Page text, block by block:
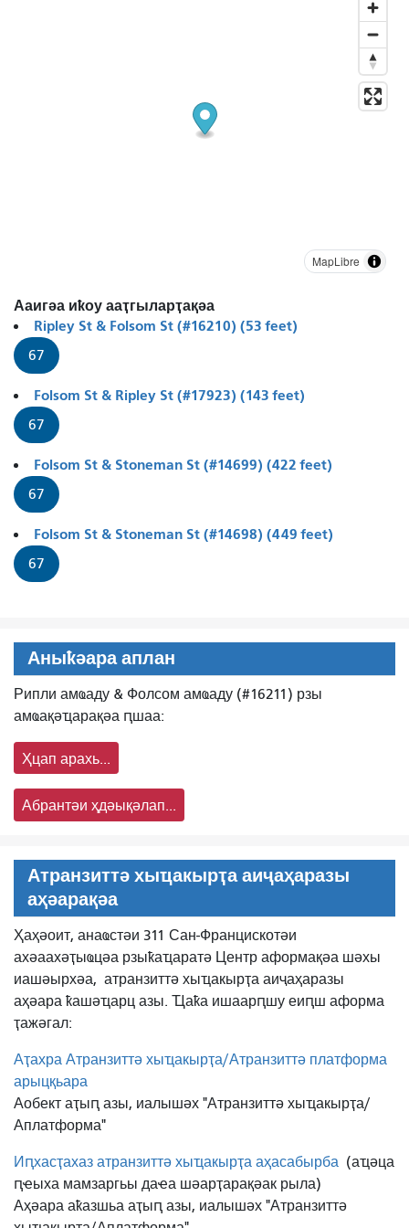
MapLibre
Ааигәа иҟоу ааҭгыларҭақәа
Ripley St & Folsom St (#16210) (53 feet)
67
Folsom St & Ripley St (#17923) (143 feet)
67
Folsom St & Stoneman St (#14699) (422 feet)
67
Folsom St & Stoneman St (#14698) (449 feet)
67
Аныҟәара аплан
Рипли амҩаду & Фолсом амҩаду (#16211) рзы
амҩақәҵарақәа ԥшаа:
Ҳцап арахь...
Абрантәи ҳдәықәлап...
Атранзиттә хыҵакырҭа аиҷаҳаразы
аҳәарақәа
Ҳаҳәоит, анаҩстәи 311 Сан-Францискотәи
ахәаахәҭыҩцәа рзыҟаҵаратә Центр аформақәа шәхы
иашәырхәа, атранзиттә хыҵакырҭа аиҷаҳаразы
аҳәара ҟашәҵарц азы. Ҵаҟа ишаарԥшу еиԥш аформа
ҭажәгал:
Аҭахра Атранзиттә хыҵакырҭа/Атранзиттә платформа
арыцқьара
Аобект аҭыԥ азы, иалышәх "Атранзиттә хыҵакырҭа/
Аплатформа"
Иԥхасҭахаз атранзиттә хыҵакырҭа аҳасабырба (аҵәца
ԥҽыха мамзаргьы даҽа шәарҭарақәак рыла)
Аҳәара аҟазшьа аҭыԥ азы, иалышәх "Атранзиттә